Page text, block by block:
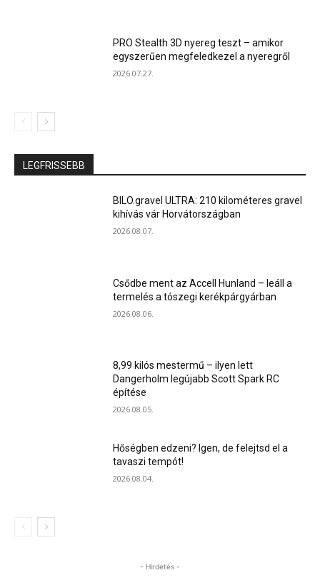
PRO Stealth 3D nyereg teszt – amikor
egyszerűen megfeledkezel a nyeregről
2026.07.27.
LEGFRISSEBB
BILO.gravel ULTRA: 210 kilométeres gravel
kihívás vár Horvátországban
2026.08.07.
Csődbe ment az Accell Hunland – leáll a
termelés a tószegi kerékpárgyárban
2026.08.06.
8,99 kilós mestermű – ilyen lett
Dangerholm legújabb Scott Spark RC
építése
2026.08.05.
Hőségben edzeni? Igen, de felejtsd el a
tavaszi tempót!
2026.08.04.
- Hirdetés -